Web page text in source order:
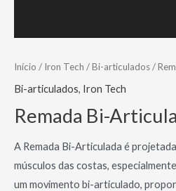
Início / Iron Tech /Bi-articulados/
Bi-articulados, Iron Tech
Remada Bi-
A Remada Bi-Articulada é
músculos das costas,
um movimento bi-articulado,